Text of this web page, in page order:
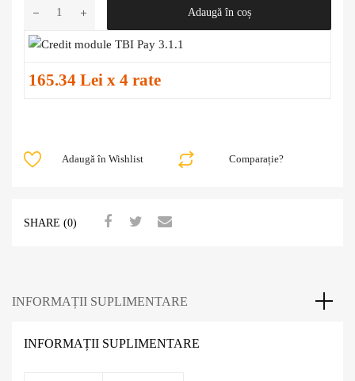
Adaugă în coș
165.34 Lei x 4 rate
Comparație?
Adaugă în Wishlist
SHARE (0)
INFORMAȚII SUPLIMENTARE
INFORMAȚII SUPLIMENTARE